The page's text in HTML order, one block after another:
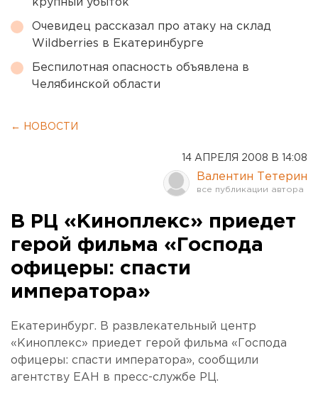
крупный убыток
Очевидец рассказал про атаку на склад
Wildberries в Екатеринбурге
Беспилотная опасность объявлена в
Челябинской области
← НОВОСТИ
14 АПРЕЛЯ 2008 В 14:08
Валентин Тетерин
В РЦ «Киноплекс» приедет
герой фильма «Господа
офицеры: спасти
императора»
Екатеринбург. В развлекательный центр
«Киноплекс» приедет герой фильма «Господа
офицеры: спасти императора», сообщили
агентству ЕАН в пресс-службе РЦ.